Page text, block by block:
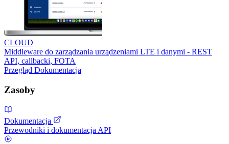
CLOUD
Middleware do zarządzania urządzeniami LTE i danymi - REST
API, callbacki, FOTA
Przegląd Dokumentacja
Zasoby
Dokumentacja
Przewodniki i dokumentacja API